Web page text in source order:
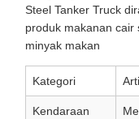
Steel Tanker Truck
produk makanan cair
minyak makan
Kategori
Kendaraan